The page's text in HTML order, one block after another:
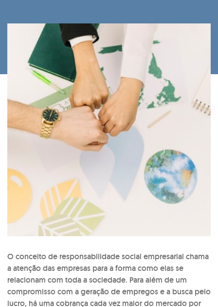
O conceito de responsabilidade social empresarial chama
a atenção das empresas para a forma como elas se
relacionam com toda a sociedade. Para além de um
compromisso com a geração de empregos e a busca pelo
lucro, há uma cobrança cada vez maior do mercado por